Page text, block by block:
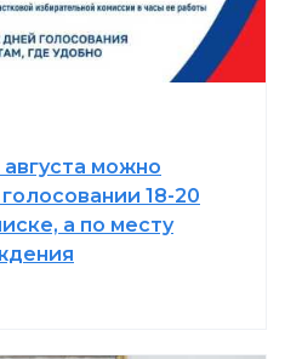
можно
18-20
а по месту